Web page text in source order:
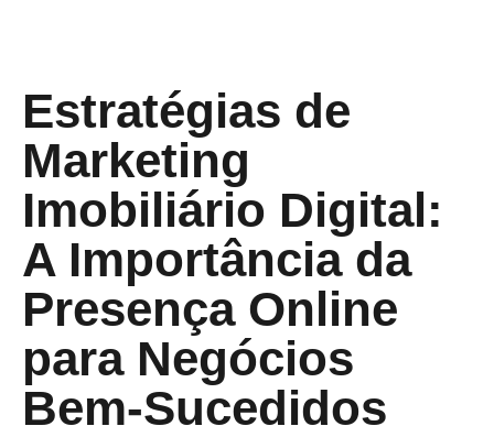
Estratégias de
Marketing
Imobiliário Digital:
A Importância da
Presença Online
para Negócios
Bem-Sucedidos